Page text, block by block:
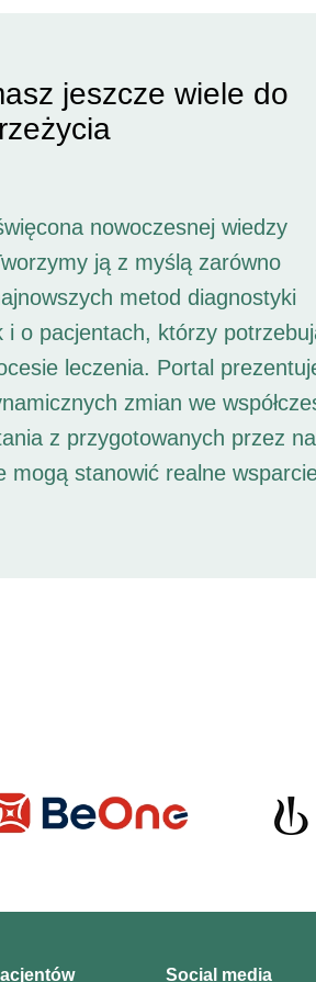
jeszcze wiele do
nowoczesnej wiedzy
ją z myślą zarówno
metod diagnostyki
o pacjentach, którzy
leczenia. Portal
zmian we
z przygotowanych przez
mogą stanowić realne
Social media